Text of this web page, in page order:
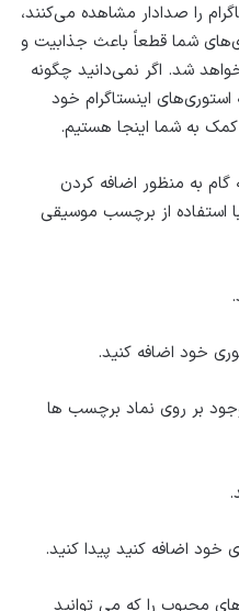
را صدادار مشاهده می‌کنند،
شما قطعاً باعث جذابیت و
شد. اگر نمی‌دانید چگونه
اینستاگرام خود
کمک به شما اینجا هستیم.
به منظور اضافه کردن
استفاده از برچسب موسیقی
بر روی نماد برچسب ها